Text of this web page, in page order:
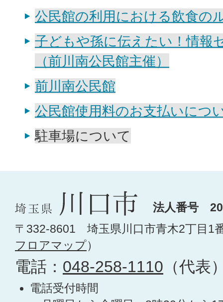
公民館の利用における飲食の
子どもや孫に伝えたい！情報
（前川南公民館主催）
前川南公民館
公民館使用料のお支払いにつ
駐車場について
法人番号
〒332-8601 埼玉県川口市青木2丁目1
フロアマップ）
電話： 048-258-1110 （代表
電話受付時間